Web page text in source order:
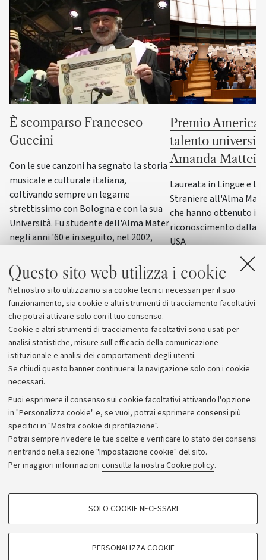
Questo sito web utilizza i cookie
Nel nostro sito utilizziamo sia cookie tecnici necessari per il suo
funzionamento, sia cookie e altri strumenti di tracciamento facoltativi
che potrai attivare solo con il tuo consenso.
Cookie e altri strumenti di tracciamento facoltativi sono usati per
analisi statistiche, misure sull'efficacia della comunicazione
istituzionale e analisi dei comportamenti degli utenti.
Se chiudi questo banner continuerai la navigazione solo con i cookie
necessari.
Puoi esprimere il consenso sui cookie facoltativi attivando l'opzione
in "Personalizza cookie" e, se vuoi, potrai esprimere consensi più
specifici in "Mostra cookie di profilazione".
Potrai sempre rivedere le tue scelte e verificare lo stato dei consensi
rientrando nella sezione "Impostazione cookie" del sito.
Per maggiori informazioni consulta la nostra Cookie policy.
COOKIE DI PROFILAZIONE - FACOLTATIVI
SOLO COOKIE NECESSARI
PERSONALIZZA COOKIE
È scomparso Francesco
Guccini
Con le sue canzoni ha segnato la storia
musicale e culturale italiana,
coltivando sempre un legame
strettissimo con Bologna e con la sua
Università. Fu studente dell'Alma Mater
negli anni '60 e in seguito, nel 2002,
Scienze della formazione primaria
Premio America
talento
Amanda Mattei
Laureata in Lingue e
Straniere all'Alma
che hanno ottenuto il
riconoscimento dalla
USA
Archivio
Comunicati stampa
Redazione
Rassegna stampa
© Copyright 2026 - ALMA MATER STUDIORUM - Università di